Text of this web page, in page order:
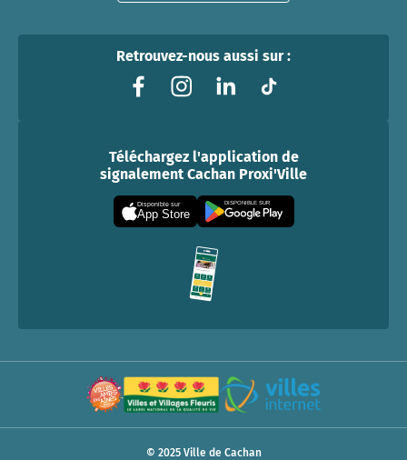
Retrouvez-nous aussi sur :
Téléchargez l'application de
signalement Cachan Proxi'Ville
Disponible sur
App Store
DISPONIBLE SUR
© 2025 Ville de Cachan